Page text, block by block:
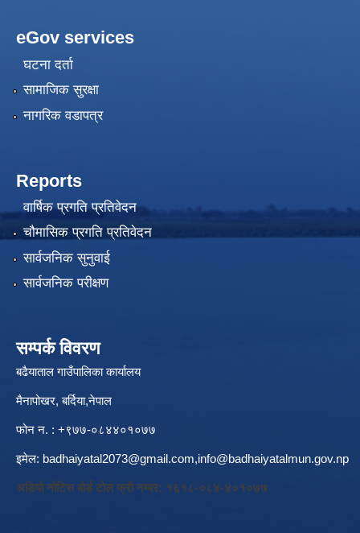
eGov services
घटना दर्ता
सामाजिक सुरक्षा
नागरिक वडापत्र
Reports
वार्षिक प्रगति प्रतिवेदन
चौमासिक प्रगति प्रतिवेदन
सार्वजनिक सुनुवाई
सार्वजनिक परीक्षण
सम्पर्क विवरण
बढैयाताल गाउँपालिका कार्यालय
मैनापोखर, बर्दिया,नेपाल
फोन न. : +९७७-०८४४०१०७७
इमेल: badhaiyatal2073@gmail.com,info@badhaiyatalmun.gov.np
अडियो नोटिस बोर्ड टोल फ्री नम्बर: १६१८-०८४-४०१०७७